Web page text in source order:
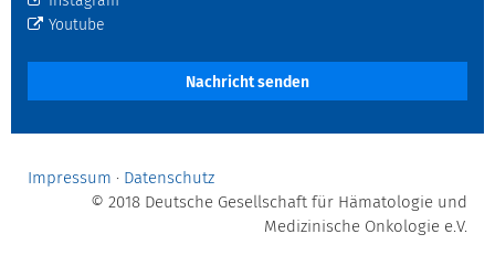
Youtube
Nachricht senden
Impressum · Datenschutz
© 2018 Deutsche Gesellschaft für Hämatologie und
Medizinische Onkologie e.V.